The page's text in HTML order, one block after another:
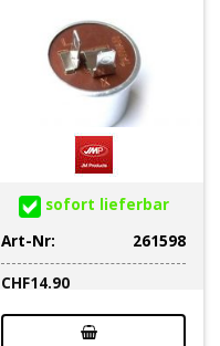
sofort lieferbar
Art-Nr:
261598
CHF14.90